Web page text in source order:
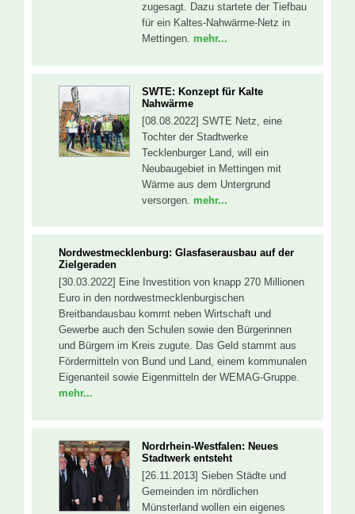
zugesagt. Dazu startete der Tiefbau
für ein Kaltes-Nahwärme-Netz in
Mettingen. mehr...
SWTE: Konzept für Kalte
Nahwärme
[08.08.2022] SWTE Netz, eine
Tochter der Stadtwerke
Tecklenburger Land, will ein
Neubaugebiet in Mettingen mit
Wärme aus dem Untergrund
versorgen. mehr...
Nordwestmecklenburg: Glasfaserausbau auf der
Zielgeraden
[30.03.2022] Eine Investition von knapp 270 Millionen
Euro in den nordwestmecklenburgischen
Breitbandausbau kommt neben Wirtschaft und
Gewerbe auch den Schulen sowie den Bürgerinnen
und Bürgern im Kreis zugute. Das Geld stammt aus
Fördermitteln von Bund und Land, einem kommunalen
Eigenanteil sowie Eigenmitteln der WEMAG-Gruppe.
mehr...
Nordrhein-Westfalen: Neues
Stadtwerk entsteht
[26.11.2013] Sieben Städte und
Gemeinden im nördlichen
Münsterland wollen ein eigenes